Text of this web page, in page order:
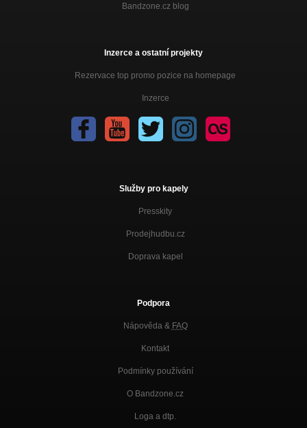
Bandzone.cz blog
Inzerce a ostatní projekty
Rezervace top promo pozice na homepage
Inzerce
Služby pro kapely
Presskity
Prodejhudbu.cz
Doprava kapel
Podpora
Nápověda & FAQ
Kontakt
Podmínky používání
O Bandzone.cz
Loga a dtp.